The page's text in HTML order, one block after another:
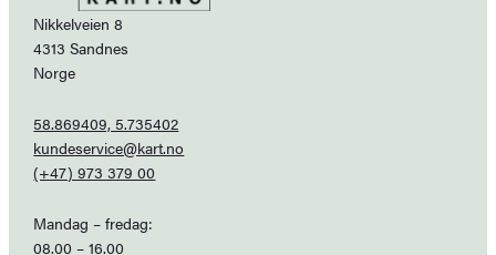
Nikkelveien 8
4313 Sandnes
Norge
58.869409, 5.735402
kundeservice@kart.no
(+47) 973 379 00
Mandag – fredag:
08.00 – 16.00